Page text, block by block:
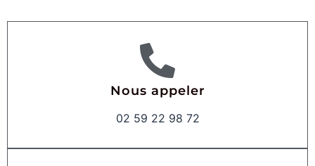
Nous appeler
02 59 22 98 72